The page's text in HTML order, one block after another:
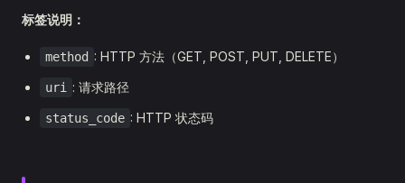
标签说明：
method : HTTP 方法（GET, POST, PUT, DELETE）
uri : 请求路径
status_code : HTTP 状态码